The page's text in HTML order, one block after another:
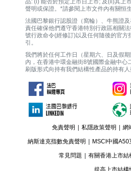
品: (i) 能否於預定上市日上市; 及(ii)其上
聲明或保證。*請參閱上市文件內有關恒
法國巴黎銀行認股證（窩輪）、牛熊證
責任確保他們遵守香港特別行政區相關
號行政命令(經修訂)以及任何隨後的官方
引。
我們將於任何工作日（星期六、日及假
內，在香港中環金融街8號國際金融中心
刷版形式向持有我們結構性產品的持有人
免責聲明 私隱政策聲明 網
納斯達克指數免責聲明 MSCI中國A50
常見問題 有關香港上市結
提高上市結構